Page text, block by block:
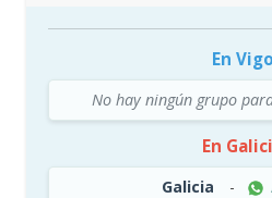
En
No hay ningún grupo
En
Galicia -